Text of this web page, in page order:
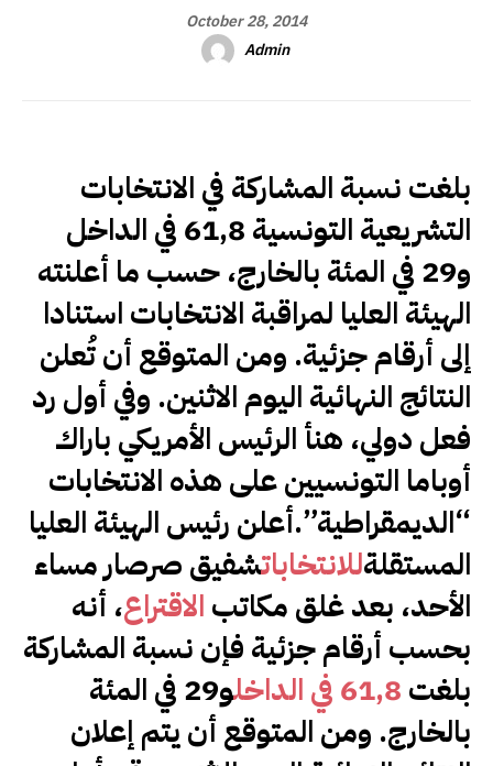
October 28, 2014
Admin
بلغت نسبة المشاركة في الانتخابات
التشريعية التونسية 61,8 في الداخل
و29 في المئة بالخارج، حسب ما أعلنته
الهيئة العليا لمراقبة الانتخابات استنادا
إلى أرقام جزئية. ومن المتوقع أن تُعلن
النتائج النهائية اليوم الاثنين. وفي أول رد
فعل دولي، هنأ الرئيس الأمريكي باراك
أوباما التونسيين على هذه الانتخابات
“الديمقراطية”.أعلن رئيس الهيئة العليا
المستقلةللانتخاباتشفيق صرصار مساء
الأحد، بعد غلق مكاتب الاقتراع، أنه
بحسب أرقام جزئية فإن نسبة المشاركة
بلغت
في الداخل
و29 في المئة
بالخارج. ومن المتوقع أن يتم إعلان